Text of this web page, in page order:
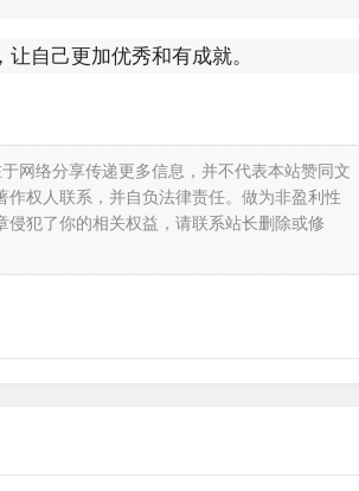
自己更加优秀和有成就。
网络分享传递更多信息，并不代表本站赞同文
权人联系，并自负法律责任。做为非盈利性
犯了你的相关权益，请联系站长删除或修